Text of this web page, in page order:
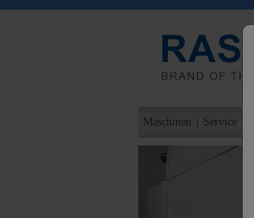
Maschinen Service